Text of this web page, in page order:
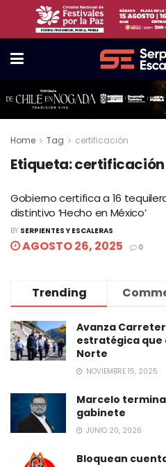
Home Tag certificación
Etiqueta:certificación
Gobierno certifica a 16
distintivo ‘Hecho en México’
BY SERPIENTES Y ESCALERAS
AGOSTO 26, 2025 0
Trending
Avanza
estratégica que
Norte
NOVIEMBRE 15, 2025
Marcelo termina
gabinete
JUNIO 20, 2026
Bloquean